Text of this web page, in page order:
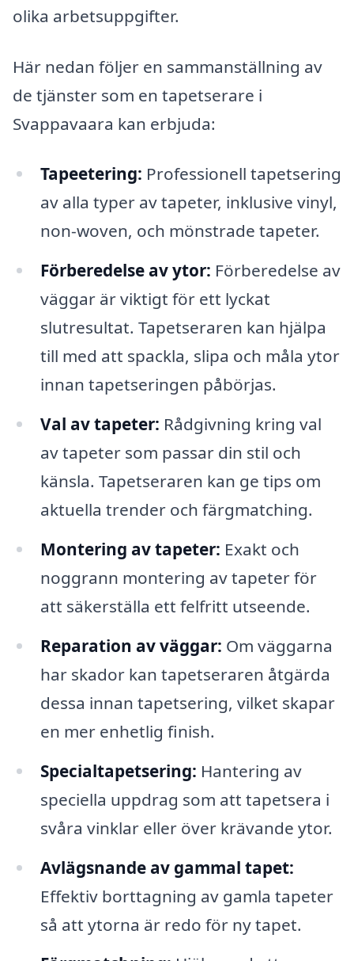
olika arbetsuppgifter.
Här nedan följer en sammanställning av
de tjänster som en tapetserare i
Svappavaara kan erbjuda:
Tapeetering: Professionell tapetsering
av alla typer av tapeter, inklusive vinyl,
non-woven, och mönstrade tapeter.
Förberedelse av ytor: Förberedelse av
väggar är viktigt för ett lyckat
slutresultat. Tapetseraren kan hjälpa
till med att spackla, slipa och måla ytor
innan tapetseringen påbörjas.
Val av tapeter: Rådgivning kring val
av tapeter som passar din stil och
känsla. Tapetseraren kan ge tips om
aktuella trender och färgmatching.
Montering av tapeter: Exakt och
noggrann montering av tapeter för
att säkerställa ett felfritt utseende.
Reparation av väggar: Om väggarna
har skador kan tapetseraren åtgärda
dessa innan tapetsering, vilket skapar
en mer enhetlig finish.
Specialtapetsering: Hantering av
speciella uppdrag som att tapetsera i
svåra vinklar eller över krävande ytor.
Avlägsnande av gammal tapet:
Effektiv borttagning av gamla tapeter
så att ytorna är redo för ny tapet.